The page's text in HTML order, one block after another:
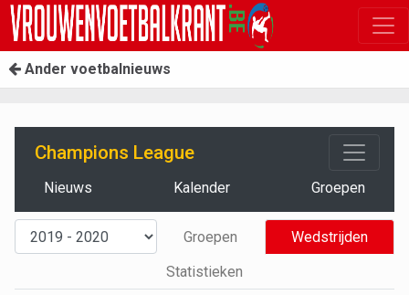
Ander voetbalnieuws
Champions League
Nieuws Kalender Groepen
Groepen
Wedstrijden
Statistieken